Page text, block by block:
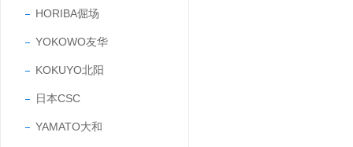
HORIBA倔场
YOKOWO友华
KOKUYO北阳
日本CSC
YAMATO大和